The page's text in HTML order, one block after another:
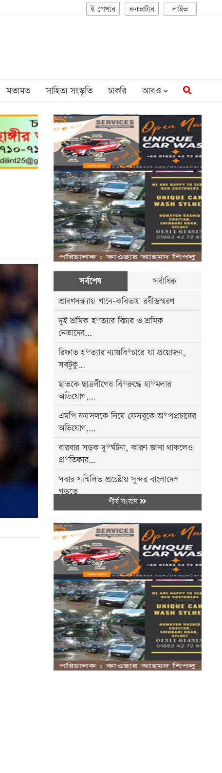
ই পেপার কনভার্টার লাইভ
মতামত সাহিত্য সংস্কৃতি চাকরি আরও
সর্বশেষ
সর্বাধিক
শ্রাবণসন্ধ্যায় গানে-কবিতায় রবীন্দ্রস্মরণ
দুই শ্রমিক হ*ত্যার বিচার ও শ্রমিক
নেতাদের...
রিফাত হ*ত্যার ন্যায়বি*চারে যা প্রয়োজন,
সবটুকু...
ছাতকে ছাত্রলীগের বি*রুদ্ধে হা*মলার
অভিযোগ,...
এমপি ফয়সলকে নিয়ে ফেসবুকে অ*পপ্রচারের
অভিযোগ,...
বারবার সড়ক দু*র্ঘটনা, কারণ জানা থাকলেও
প্র*তিকার...
সবার সম্মিলিত প্রচেষ্টায় সুন্দর বাংলাদেশ
গড়তে...
এক ট্রলারে ৪৬ মণ ইলিশ, বিক্রি ৪৮ লাখ...
অবসরপ্রাপ্ত সেনাসদস্য হাফিজুর রহমান ফের...
‘শিল্পীরা আজীবনের জন্যই শিল্পী’
হাম-উপসর্গে ২৪ ঘণ্টায় ৪ শিশুর মৃ*ত্যু, নতুন
আ...
বাউধরণ গ্রামে শাহপরান জামে মসজিদের...
জৈন্তাপুরে বাসচা পা য় গুরুতর আ হ ত...
শাবির দিক থিয়েটারের নতুন মৌলিক নাটক
'অদ্যপুরাণ',...
১ যুগ পূর্তিতে স্টুডেন্টস কেয়ার
শীর্ষ সংবাদ